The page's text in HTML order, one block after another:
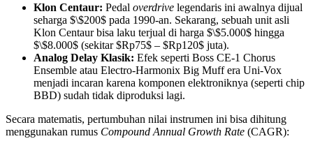
Klon Centaur: Pedal overdrive legendaris ini awalnya dijual
seharga $\$200$ pada 1990-an. Sekarang, sebuah unit asli
Klon Centaur bisa laku terjual di harga $\$5.000$ hingga
$\$8.000$ (sekitar $Rp75$ – $Rp120$ juta).
Analog Delay Klasik: Efek seperti Boss CE-1 Chorus
Ensemble atau Electro-Harmonix Big Muff era Uni-Vox
menjadi incaran karena komponen elektroniknya (seperti chip
BBD) sudah tidak diproduksi lagi.
Secara matematis, pertumbuhan nilai instrumen ini bisa dihitung
menggunakan rumus Compound Annual Growth Rate (CAGR):